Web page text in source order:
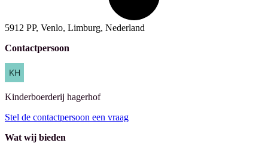
5912 PP, Venlo, Limburg, Nederland
Contactpersoon
Kinderboerderij hagerhof
Stel de contactpersoon een vraag
Wat wij bieden